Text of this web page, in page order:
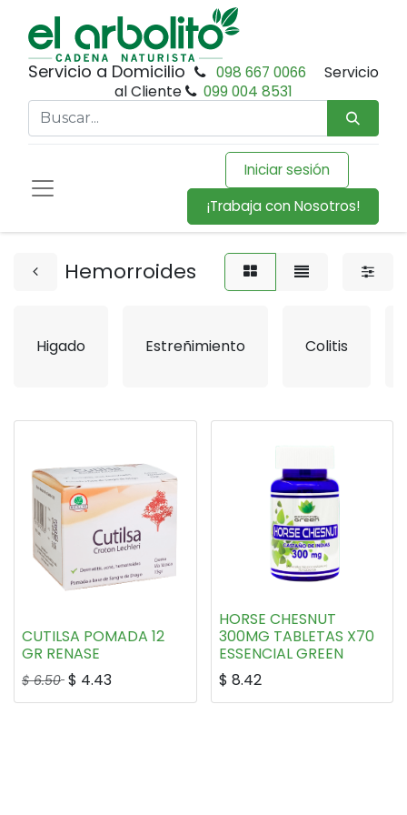
Servicio a Domicilio 098 667 0066
Servicio
al Cliente
099 004 8531
Iniciar sesión
¡Trabaja con Nosotros!
Hemorroides
Higado Estreñimiento Colitis
CUTILSA POMADA 12
GR RENASE
$6.50 $ 4.43
HORSE CHESNUT
300MG TABLETAS X70
ESSENCIAL GREEN
$ 8.42